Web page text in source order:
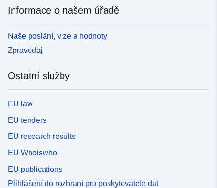
Informace o našem úřadě
Naše poslání, vize a hodnoty
Zpravodaj
Ostatní služby
EU law
EU tenders
EU research results
EU Whoiswho
EU publications
Přihlášení do rozhraní pro poskytovatele dat